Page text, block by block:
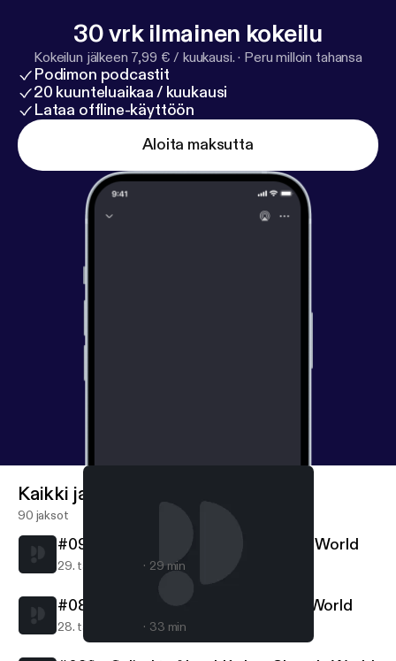
30 vrk ilmainen kokeilu
Kokeilun jälkeen 7,99 € / kuukausi. · Peru milloin tahansa
Podimon podcastit
20 kuunteluaikaa / kuukausi
Lataa offline-käyttöön
Aloita maksutta
Kaikki jaksot
90 jaksot
#090 - Called to Follow in a Chaotic World
29. tammi 2021 29 min
#089 - Called to Serve in a Chaotic World
28. tammi 2021 33 min